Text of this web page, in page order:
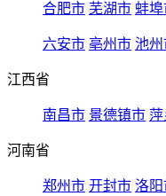
合肥市 芜湖市 蚌
六安市 亳州市 池州
江西省
南昌市 景德镇市 萍
河南省
郑州市 开封市 洛阳